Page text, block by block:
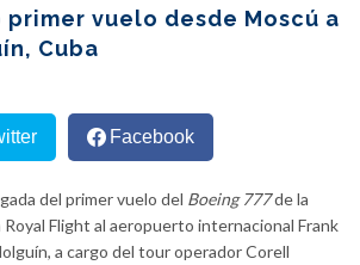
primer vuelo desde Moscú a
Cuba
Facebook
del primer vuelo del Boeing 777de la
Royal Flight al aeropuerto internacional Frank
a cargo del tour operador Corell